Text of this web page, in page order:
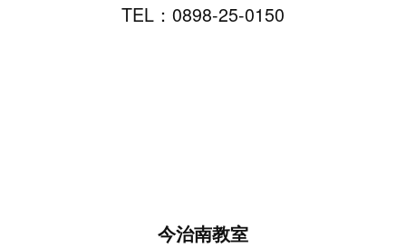
TEL：0898-25-0150
今治南教室